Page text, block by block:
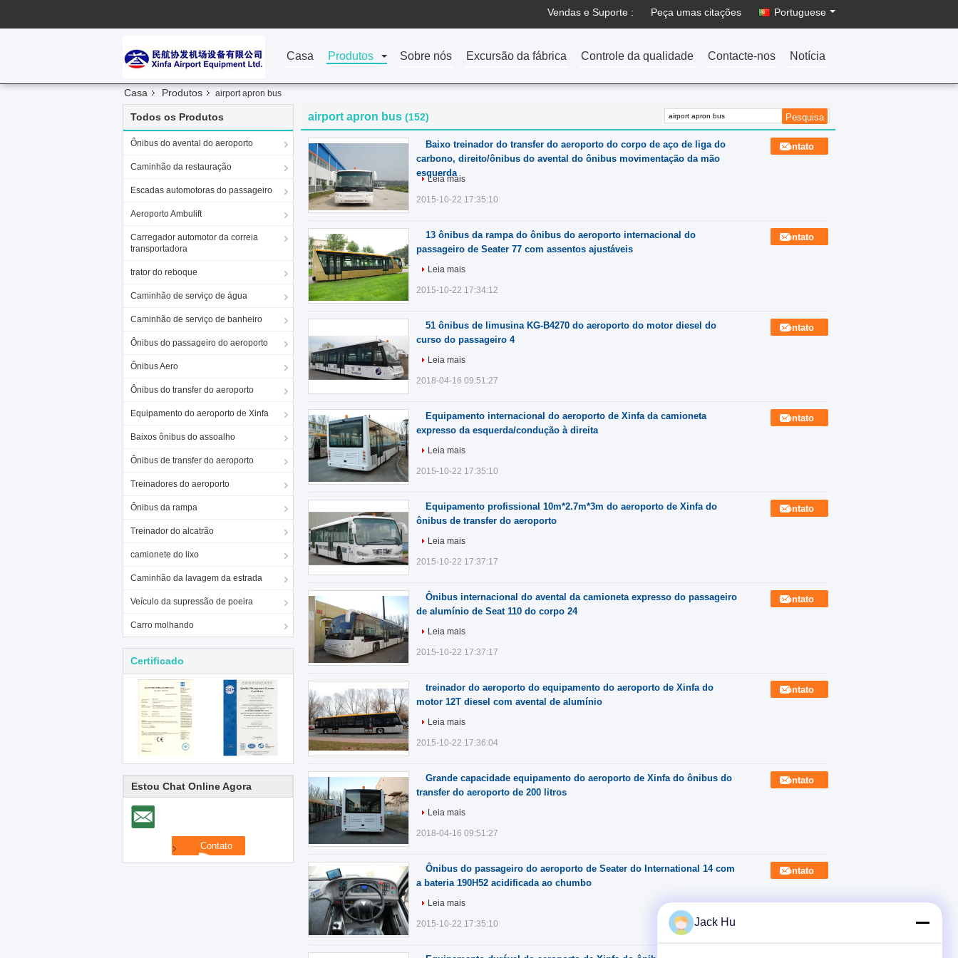
Vendas e Suporte : Peça umas citações Portuguese
Casa Produtos Sobre nós Excursão da fábrica Controle da qualidade Contacte-nos Notícia
Casa Produtos airport apron bus
Todos os Produtos
Ônibus do avental do aeroporto
Caminhão da restauração
Escadas automotoras do passageiro
Aeroporto Ambulift
Carregador automotor da correia
transportadora
trator do reboque
Caminhão de serviço de água
Caminhão de serviço de banheiro
Ônibus do passageiro do aeroporto
Ônibus Aero
Ônibus do transfer do aeroporto
Equipamento do aeroporto de Xinfa
Baixos ônibus do assoalho
Ônibus de transfer do aeroporto
Treinadores do aeroporto
Ônibus da rampa
Treinador do alcatrão
camionete do lixo
Caminhão da lavagem da estrada
Veículo da supressão de poeira
Carro molhando
Certificado
Estou Chat Online Agora
airport apron bus (152)
Baixo treinador do transfer do aeroporto do corpo de aço de liga do
carbono, direito/ônibus do avental do ônibus movimentação da mão
esquerda
Contato
Leia mais
2015-10-22 17:35:10
13 ônibus da rampa do ônibus do aeroporto internacional do
passageiro de Seater 77 com assentos ajustáveis
Contato
Leia mais
2015-10-22 17:34:12
51 ônibus de limusina KG-B4270 do aeroporto do motor diesel do
curso do passageiro 4
Contato
Leia mais
2018-04-16 09:51:27
Equipamento internacional do aeroporto de Xinfa da camioneta
expresso da esquerda/condução à direita
Contato
Leia mais
2015-10-22 17:35:10
Equipamento profissional 10m*2.7m*3m do aeroporto de Xinfa do
ônibus de transfer do aeroporto
Contato
Leia mais
2015-10-22 17:37:17
Ônibus internacional do avental da camioneta expresso do passageiro
de alumínio de Seat 110 do corpo 24
Contato
Leia mais
2015-10-22 17:37:17
treinador do aeroporto do equipamento do aeroporto de Xinfa do
motor 12T diesel com avental de alumínio
Contato
Leia mais
2015-10-22 17:36:04
Grande capacidade equipamento do aeroporto de Xinfa do ônibus do
transfer do aeroporto de 200 litros
Contato
Leia mais
2018-04-16 09:51:27
Ônibus do passageiro do aeroporto de Seater do International 14 com
a bateria 190H52 acidificada ao chumbo
Contato
Leia mais
2015-10-22 17:35:10 Jack Hu